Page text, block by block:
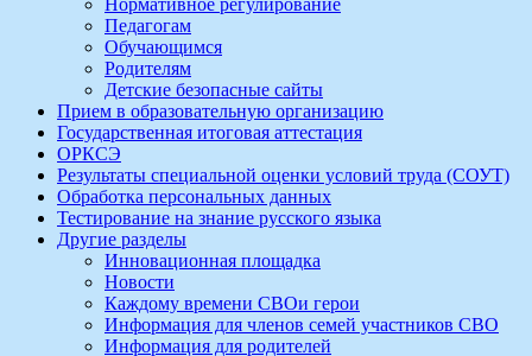
Нормативное регулирование
Педагогам
Обучающимся
Родителям
Детские безопасные сайты
Прием в образовательную организацию
Государственная итоговая аттестация
ОРКСЭ
Результаты специальной оценки условий труда (СОУТ)
Обработка персональных данных
Тестирование на знание русского языка
Другие разделы
Инновационная площадка
Новости
Каждому времени СВОи герои
Информация для членов семей участников СВО
Информация для родителей